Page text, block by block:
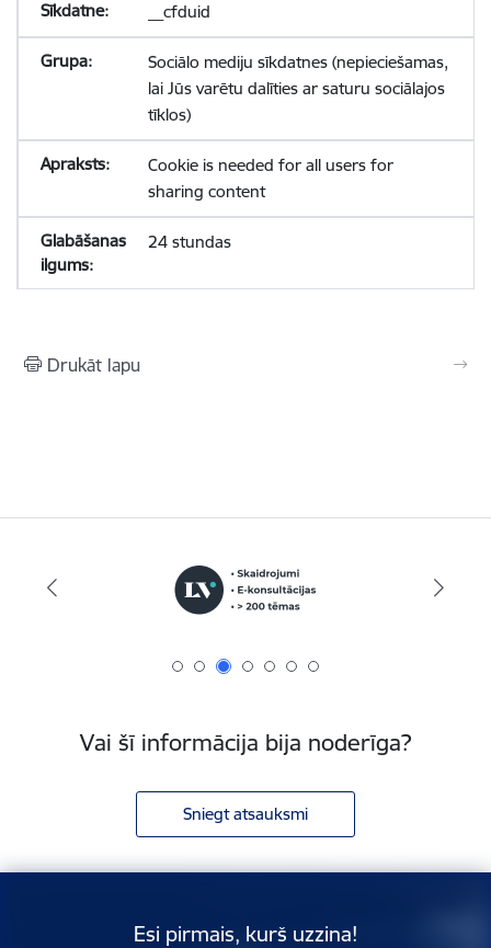
__cfduid
Sociālo mediju sīkdatnes (nepieciešamas,
lai Jūs varētu dalīties ar saturu sociālajos
tīklos)
Cookie is needed for all users for
sharing content
24 stundas
Drukāt lapu
Vai šī informācija bija noderīga?
Sniegt atsauksmi
Esi pirmais, kurš uzzina!